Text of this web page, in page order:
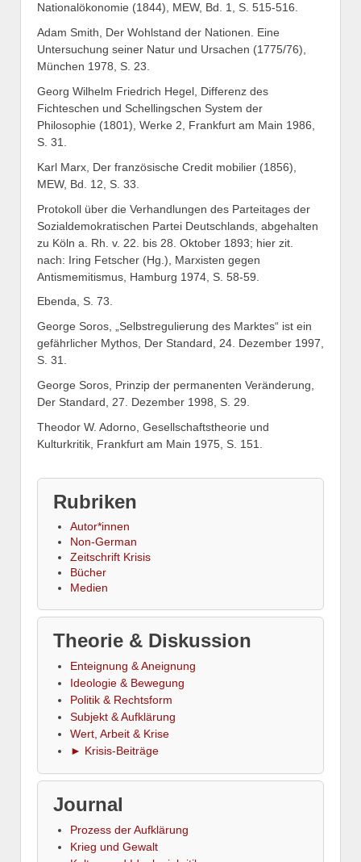
Nationalökonomie (1844), MEW, Bd. 1, S. 515-516.
Adam Smith, Der Wohlstand der Nationen. Eine
Untersuchung seiner Natur und Ursachen (1775/76),
München 1978, S. 23.
Georg Wilhelm Friedrich Hegel, Differenz des
Fichteschen und Schellingschen System der
Philosophie (1801), Werke 2, Frankfurt am Main 1986,
S. 31.
Karl Marx, Der französische Credit mobilier (1856),
MEW, Bd. 12, S. 33.
Protokoll über die Verhandlungen des Parteitages der
Sozialdemokratischen Partei Deutschlands, abgehalten
zu Köln a. Rh. v. 22. bis 28. Oktober 1893; hier zit.
nach: Iring Fetscher (Hg.), Marxisten gegen
Antismemitismus, Hamburg 1974, S. 58-59.
Ebenda, S. 73.
George Soros, „Selbstregulierung des Marktes“ ist ein
gefährlicher Mythos, Der Standard, 24. Dezember 1997,
S. 31.
George Soros, Prinzip der permanenten Veränderung,
Der Standard, 27. Dezember 1998, S. 29.
Theodor W. Adorno, Gesellschaftstheorie und
Kulturkritik, Frankfurt am Main 1975, S. 151.
Rubriken
Autor*innen
Non-German
Zeitschrift Krisis
Bücher
Medien
Theorie & Diskussion
Enteignung & Aneignung
Ideologie & Bewegung
Politik & Rechtsform
Subjekt & Aufklärung
Wert, Arbeit & Krise
► Krisis-Beiträge
Journal
Prozess der Aufklärung
Krieg und Gewalt